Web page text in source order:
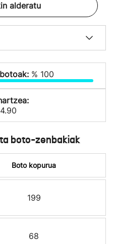
alderatu
% 100
boto-zenbakiak
Boto kopurua
199
68